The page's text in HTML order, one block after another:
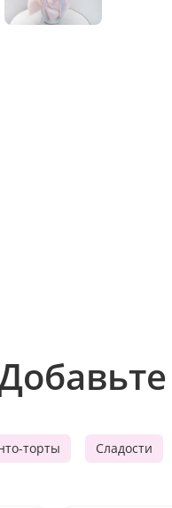
торты Сладости